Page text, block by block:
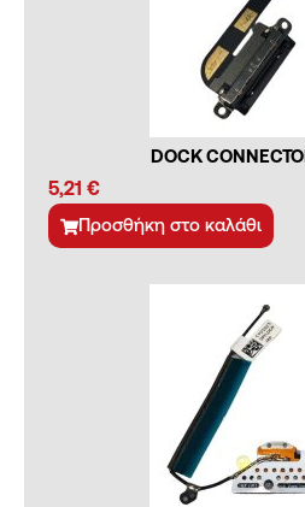
DOCK
5,21 €
Προσθήκη στο καλάθι